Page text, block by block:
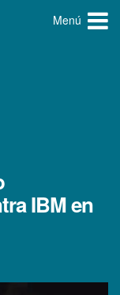
Menú
IBM en